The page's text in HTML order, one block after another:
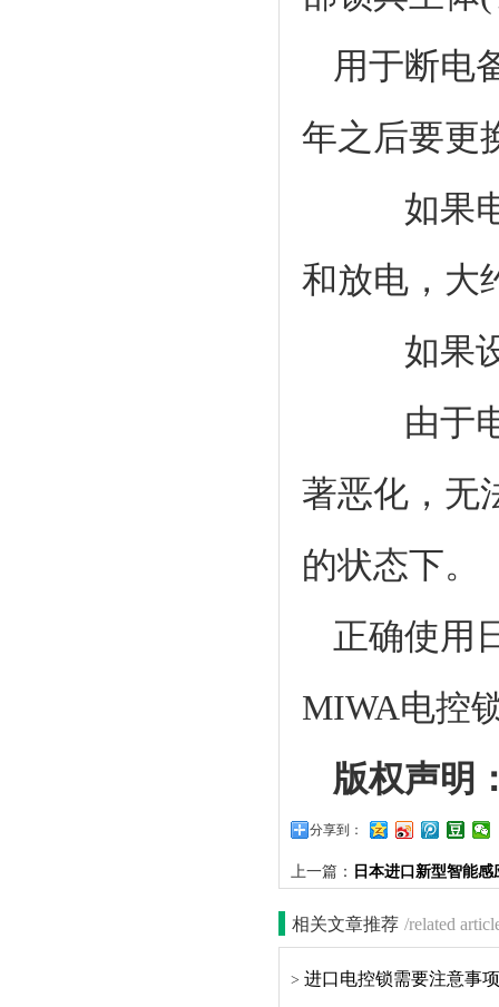
用于断电
年之后要更
如果电
和放电，大
如果设
由于电
著恶化，无
的状态下。
正确使用
MIWA电控
版权声明
分享到：
上一篇： 日本进口新型智能感
相关文章推荐 /related
进口电控锁需要注意事项